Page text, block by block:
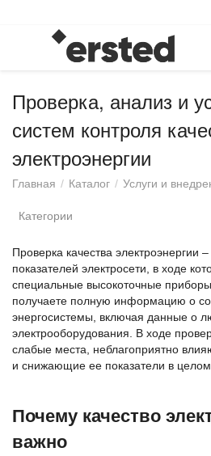
Проверка, анализ и
систем контроля
электроэнергии
Главная / Каталог / Услуги и
Категории
Проверка качества электроэнергии
показателей электросети, в ходе
специальные высокоточные
получаете полную информацию о
энергосистемы, включая данные о
электрооборудования. В ходе
слабые места, неблагоприятно
и снижающие ее показатели в целом.
Почему качество
важно